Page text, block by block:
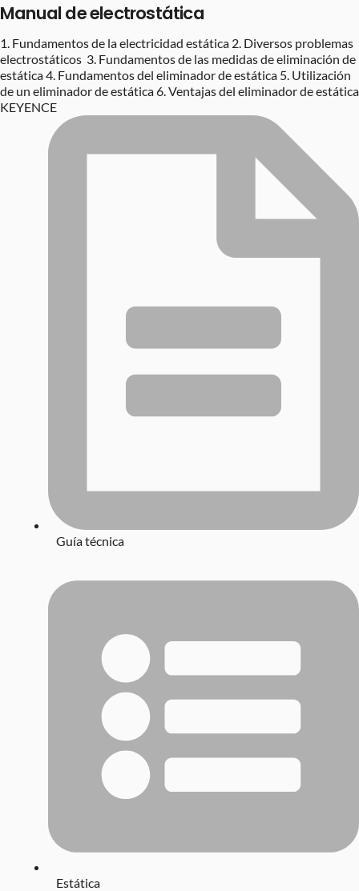
Manual de electrostática
1. Fundamentos de la electricidad estática 2. Diversos problemas
electrostáticos 3. Fundamentos de las medidas de eliminación de
estática 4. Fundamentos del eliminador de estática 5. Utilización
de un eliminador de estática 6. Ventajas del eliminador de estática
KEYENCE
Guía técnica
Estática